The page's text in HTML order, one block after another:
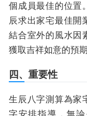
個成員最佳的位置
辰求出家宅最佳開
結合室外的風水因
獲取吉祥如意的預期
四、重要性
生辰八字測算為家